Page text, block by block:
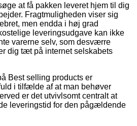
at få pakken leveret hjem til dig
Fragtmuligheden viser sig
men endda i høj grad
leveringsudgave kan ikke
varerne selv, som desværre
dig tæt på internet selskabets
Best selling products er
i tilfælde af at man behøver
er det utvivlsomt centralt at
leveringstid for den pågældende